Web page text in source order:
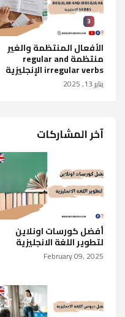
3
الأفعال المنتظمة والغير
منتظمة regular and
irregular verbs الإنجليزية
يناير 13, 2025
آخر المشاركات
أفضل كورسات اونلاين
لتطوير اللغة الانجليزية
February 09, 2025